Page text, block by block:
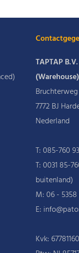
TAPTAP
(Warehouse)
7772 BJ
Nederland
T:085-760
T:0031 85-
buitenland)
M:06 -
E:
Kvk: 67781160